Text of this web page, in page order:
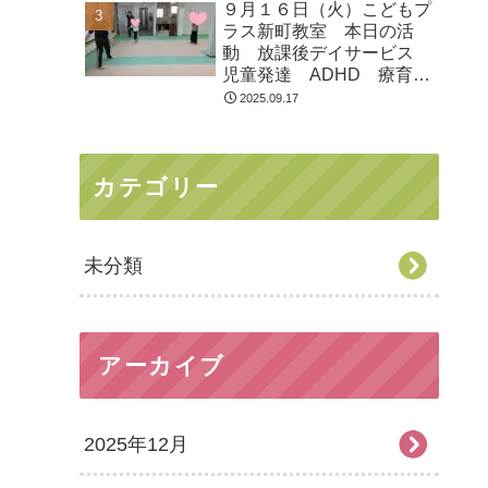
９月１６日（火）こどもプ
ラス新町教室 本日の活
動 放課後デイサービス
児童発達 ADHD 療育
発達障がい
2025.09.17
カテゴリー
未分類
アーカイブ
2025年12月